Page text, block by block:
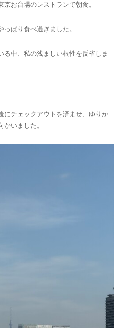
京お台場のレストランで朝食。
っぱり食べ過ぎました。
る中、私の浅ましい根性を反省しま
にチェックアウトを済ませ、ゆりか
かいました。